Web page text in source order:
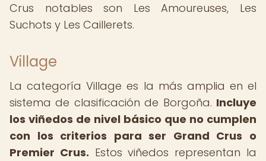
Crus notables son Les Amoureuses, Les
Suchots y Les Caillerets.
Village
La categoría Village es la más amplia en el
sistema de clasificación de Borgoña. Incluye
los viñedos de nivel básico que no cumplen
con los criterios para ser Grand Crus o
Premier Crus. Estos viñedos representan la